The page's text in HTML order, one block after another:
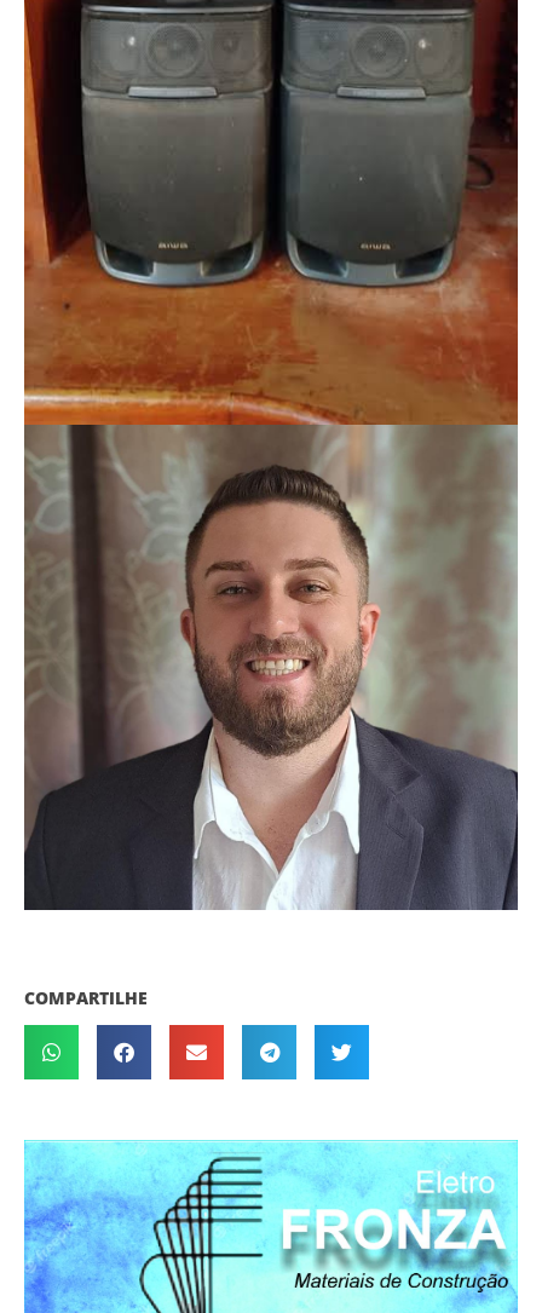
COMPARTILHE